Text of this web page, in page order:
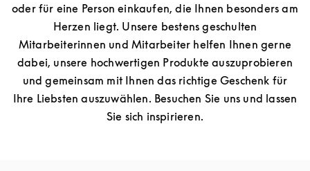
oder für eine Person einkaufen, die Ihnen besonders am
Herzen liegt. Unsere bestens geschulten
Mitarbeiterinnen und Mitarbeiter helfen Ihnen gerne
dabei, unsere hochwertigen Produkte auszuprobieren
und gemeinsam mit Ihnen das richtige Geschenk für
Ihre Liebsten auszuwählen. Besuchen Sie uns und lassen
Sie sich inspirieren.